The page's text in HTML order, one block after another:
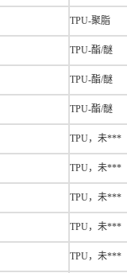
TPU-聚脂
TPU-酯/醚
TPU-酯/醚
TPU-酯/醚
TPU，未***
TPU，未***
TPU，未***
TPU，未***
TPU，未***